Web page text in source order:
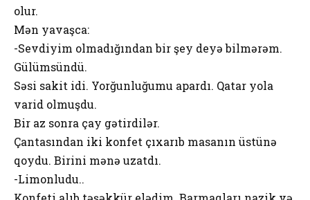
olur.
Mən yavaşca:
-Sevdiyim olmadığından bir şey deyə bilmərəm.
Gülümsündü.
Səsi sakit idi. Yorğunluğumu apardı. Qatar yola
varid olmuşdu.
Bir az sonra çay gətirdilər.
Çantasından iki konfet çıxarıb masanın üstünə
qoydu. Birini mənə uzatdı.
-Limonludu..